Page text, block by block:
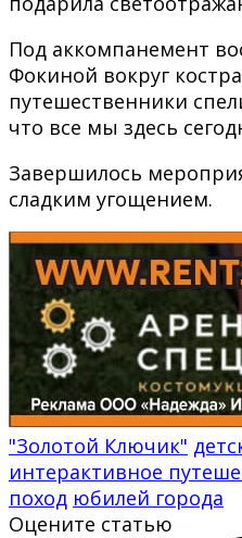
Под аккомпанемент
Фокиной вокруг
путешественники
что все мы здесь
Завершилось
сладким угощением.
"Золотой Ключик"
интерактивное
поход юбилей города
Оцените статью